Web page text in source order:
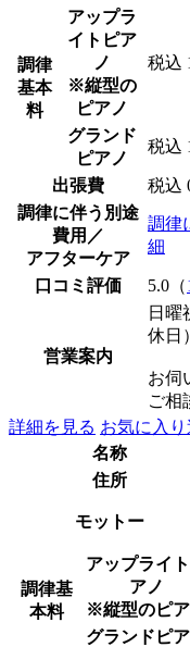
調律
基本
料
アップラ
イトピア
ノ
※縦型の
ピアノ
税込
グランド
ピアノ
税込
出張費 税込
調律に伴う別途
費用／
アフターケア
調律
細
口コミ評価 5.0（
営業案内
日曜
休日）
お伺
ご相
詳細を見る お気に入り
名称
住所
モットー
調律基
本料
アップライ
アノ
※縦型のピ
グランドピ